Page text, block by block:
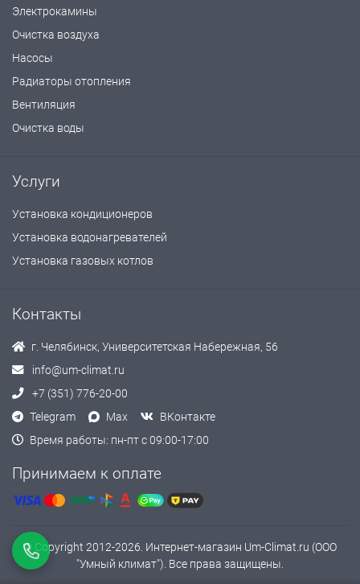
Электрокамины
Очистка воздуха
Насосы
Радиаторы отопления
Вентиляция
Очистка воды
Услуги
Установка кондиционеров
Установка водонагревателей
Установка газовых котлов
Контакты
г. Челябинск, Университетская Набережная, 56
info@um-climat.ru
+7 (351) 776-20-00
Telegram
Max
ВКонтакте
Время работы: пн-пт с 09:00-17:00
Принимаем к оплате
© Copyright 2012-2026. Интернет-магазин Um-Climat.ru (ООО
"Умный климат"). Все права защищены.